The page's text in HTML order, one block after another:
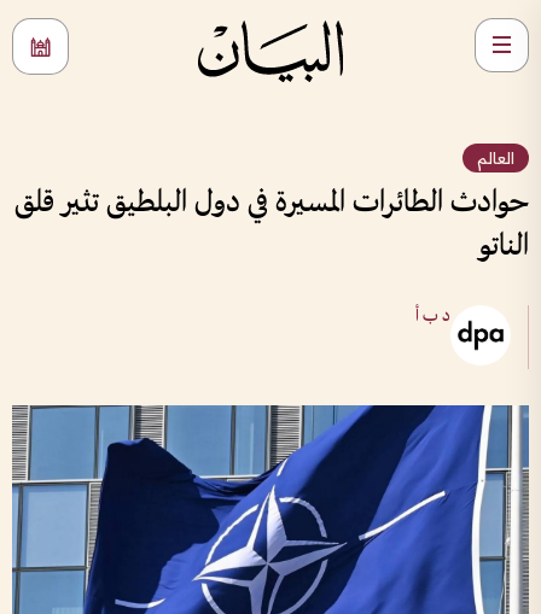
العالم
حوادث الطائرات المسيرة في دول البلطيق تثير قلق
الناتو
د ب أ